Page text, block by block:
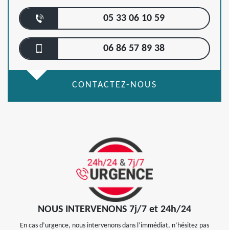
05 33 06 10 59
06 86 57 89 38
CONTACTEZ-NOUS
NOUS INTERVENONS 7j/7 et 24h/24
En cas d’urgence, nous intervenons dans l’immédiat, n’hésitez pas